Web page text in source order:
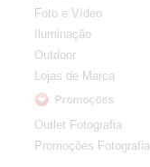
Foto e Vídeo
Iluminação
Outdoor
Lojas de Marca
Outlet Fotografia
Promoções Fotografia